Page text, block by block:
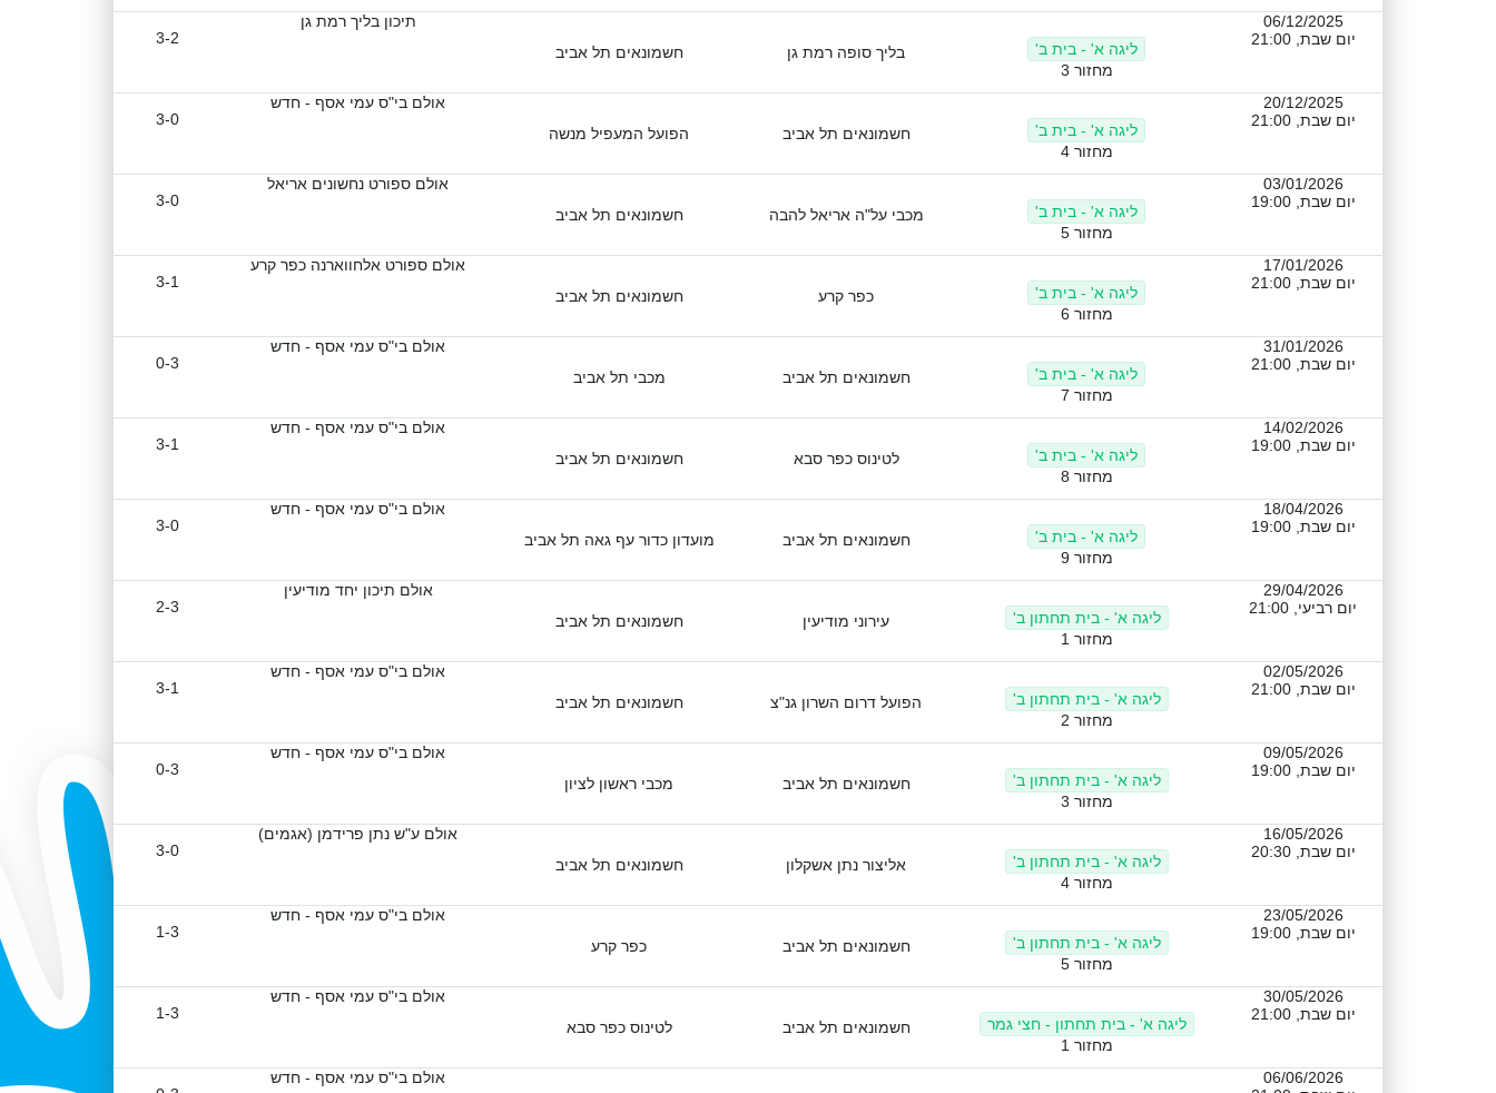
06/12/2025
יום שבת, 21:00
ליגה א' - בית ב'
מחזור 3
בליך סופה רמת גן חשמונאים תל אביב
תיכון בליך רמת גן
3-2
20/12/2025
יום שבת, 21:00
ליגה א' - בית ב'
מחזור 4
חשמונאים תל אביב הפועל המעפיל מנשה
אולם בי"ס עמי אסף - חדש
3-0
03/01/2026
יום שבת, 19:00
ליגה א' - בית ב'
מחזור 5
מכבי על"ה אריאל להבה חשמונאים תל אביב
אולם ספורט נחשונים אריאל
3-0
17/01/2026
יום שבת, 21:00
ליגה א' - בית ב'
מחזור 6
כפר קרע חשמונאים תל אביב
אולם ספורט אלחווארנה כפר קרע
3-1
31/01/2026
יום שבת, 21:00
ליגה א' - בית ב'
מחזור 7
חשמונאים תל אביב מכבי תל אביב
אולם בי"ס עמי אסף - חדש
0-3
14/02/2026
יום שבת, 19:00
ליגה א' - בית ב'
מחזור 8
לטינוס כפר סבא חשמונאים תל אביב
אולם בי"ס עמי אסף - חדש
3-1
18/04/2026
יום שבת, 19:00
ליגה א' - בית ב'
מחזור 9
חשמונאים תל אביב מועדון כדור עף גאה תל אביב
אולם בי"ס עמי אסף - חדש
3-0
29/04/2026
יום רביעי, 21:00
ליגה א' - בית תחתון ב'
מחזור 1
עירוני מודיעין חשמונאים תל אביב
אולם תיכון יחד מודיעין
2-3
02/05/2026
יום שבת, 21:00
ליגה א' - בית תחתון ב'
מחזור 2
הפועל דרום השרון גנ"צ חשמונאים תל אביב
אולם בי"ס עמי אסף - חדש
3-1
09/05/2026
יום שבת, 19:00
ליגה א' - בית תחתון ב'
מחזור 3
חשמונאים תל אביב מכבי ראשון לציון
אולם בי"ס עמי אסף - חדש
0-3
16/05/2026
יום שבת, 20:30
ליגה א' - בית תחתון ב'
מחזור 4
אליצור נתן אשקלון חשמונאים תל אביב
אולם ע"ש נתן פרידמן (אגמים)
3-0
23/05/2026
יום שבת, 19:00
ליגה א' - בית תחתון ב'
מחזור 5
חשמונאים תל אביב כפר קרע
אולם בי"ס עמי אסף - חדש
1-3
30/05/2026
יום שבת, 21:00
ליגה א' - בית תחתון - חצי גמר
מחזור 1
חשמונאים תל אביב לטינוס כפר סבא
אולם בי"ס עמי אסף - חדש
1-3
06/06/2026
אולם בי"ס עמי אסף - חדש